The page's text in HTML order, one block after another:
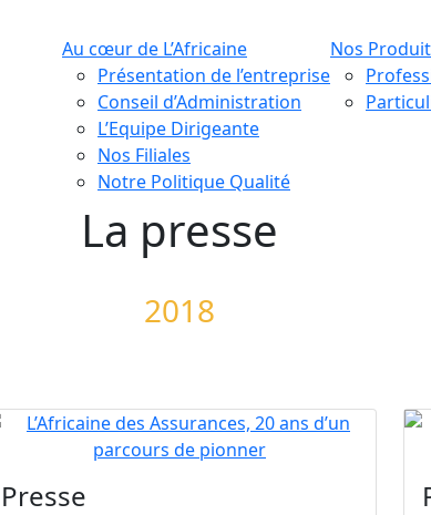
Au cœur de L’Africaine
Présentation de l’entreprise
Conseil d’Administration
L’Equipe Dirigeante
Nos Filiales
Notre Politique Qualité
Nos
La presse
2018
Presse